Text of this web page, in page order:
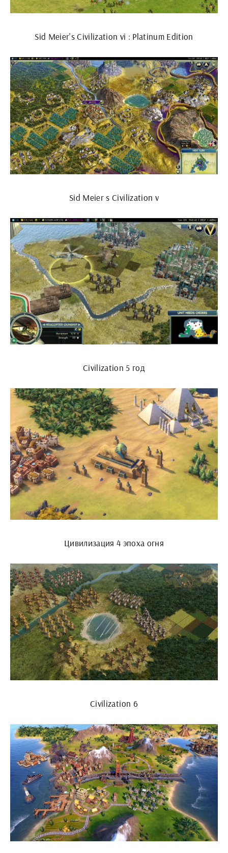
Sid Meier's Civilization vi : Platinum Edition
Sid Meier s Civilization v
Civilization 5 год
Цивилизация 4 эпоха огня
Civilization 6